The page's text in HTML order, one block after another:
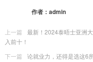
作者： admin
上一篇
最新！2024泰晤士亚洲
入前十！
下一篇
论就业力，还得是选这6